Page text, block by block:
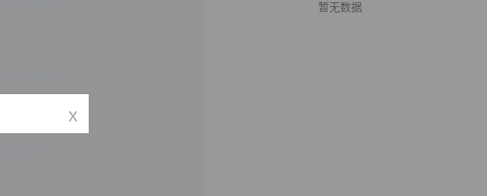
暂无数据
x